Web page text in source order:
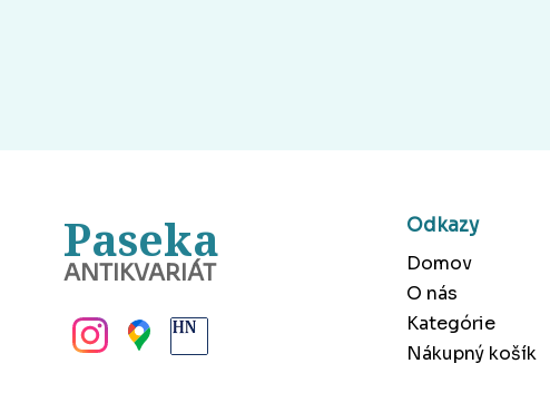
Paseka
ANTIKVARIÁT
Odkazy
Domov
O nás
Kategórie
Nákupný košík